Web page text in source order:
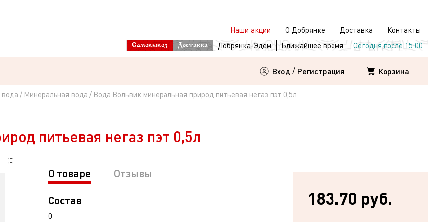
Наши акции О Добрянке Доставка Контакты
Самовывоз Доставка Добрянка-Эдем Ближайшее время Сегодня после 15:00
Вход / Регистрация Корзина
вода Минеральная вода Вода Вольвик минеральная природ питьевая негаз пэт 0,5л
питьевая негаз пэт 0,5л
(0)
О товаре
Отзывы
Состав
0
183.70 руб.